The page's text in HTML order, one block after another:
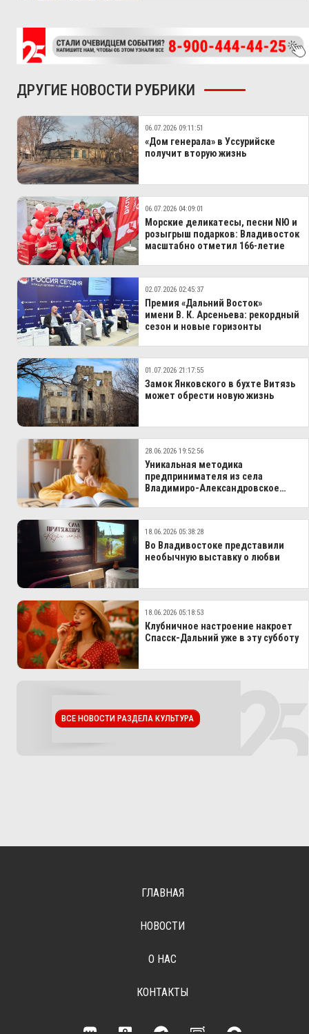
ДРУГИЕ НОВОСТИ РУБРИКИ
06.07.2026 09:11:51
«Дом генерала» в Уссурийске
получит вторую жизнь
06.07.2026 04:09:01
Морские деликатесы, песни NЮ и
розыгрыш подарков: Владивосток
масштабно отметил 166-летие
02.07.2026 02:45:37
Премия «Дальний Восток»
имени В. К. Арсеньева: рекордный
сезон и новые горизонты
01.07.2026 21:17:55
Замок Янковского в бухте Витязь
может обрести новую жизнь
28.06.2026 19:52:56
Уникальная методика
предпринимателя из села
Владимиро‑Александровское
18.06.2026 05:38:28
Во Владивостоке представили
необычную выставку о любви
18.06.2026 05:18:53
Клубничное настроение накроет
Спасск‑Дальний уже в эту субботу
ВСЕ НОВОСТИ РАЗДЕЛА КУЛЬТУРА
ГЛАВНАЯ
НОВОСТИ
О НАС
КОНТАКТЫ